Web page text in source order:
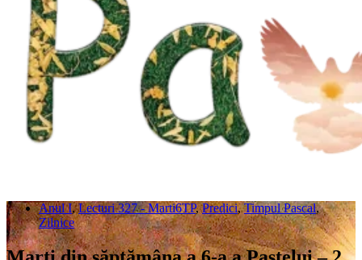
Anul I,Lecturi 327 - Marti6TP,Predici,Timpul Pascal,
Zilnice